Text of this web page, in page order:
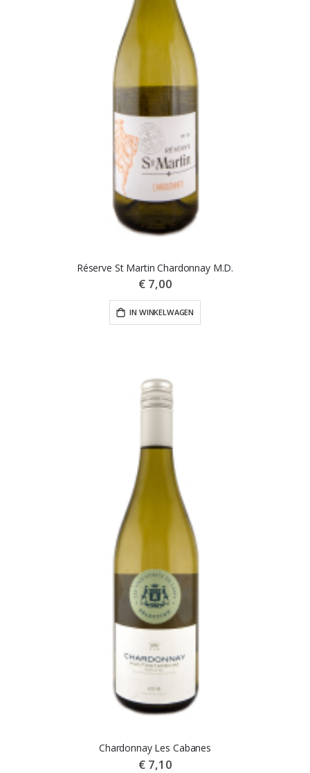
Réserve St Martin Chardonnay M.D.
€ 7,00
IN WINKELWAGEN
Chardonnay Les Cabanes
€ 7,10